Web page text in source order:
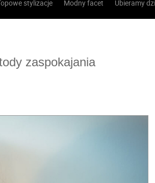
stylizacje Modny facet Ubieramy
zaspokajania